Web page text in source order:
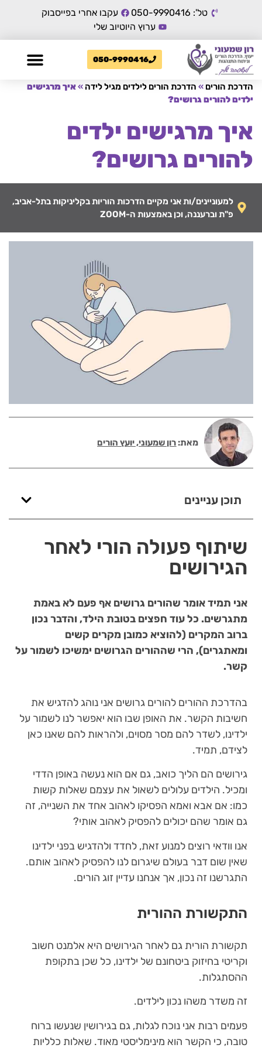
טל': 050-9990416
עקבו אחרי בפייסבוק
ערוץ היוטיוב שלי
050-9990416
הדרכת הורים » הדרכת הורים לילדים מגיל לידה »איך מרגישים
ילדים להורים גרושים?
איך מרגישים ילדים
להורים גרושים?
למעוניינים/ות אני מקיים הדרכות הוריות בקליניקות בתל-אביב,
פ"ת וברעננה, וכן באמצעות ה-ZOOM
מאת:רון שמעוני, יועץ הורים
תוכן עניינים
שיתוף פעולה הורי לאחר
הגירושים
אני תמיד אומר שהורים גרושים אף פעם לא באמת
מתגרשים. כל עוד חפצים בטובת הילד, והדבר נכון
ברוב המקרים (להוציא כמובן מקרים קשים
ומאתגרים), הרי שההורים הגרושים ימשיכו לשמור על
קשר.
בהדרכת ההורים להורים גרושים אני נוהג להדגיש את
חשיבות הקשר. את האופן שבו הוא יאפשר לנו לשמור על
ילדינו, לשדר להם מסר מסוים, ולהראות להם שאנו כאן
לצידם, תמיד.
גירושים הם הליך כואב, גם אם הוא נעשה באופן הדדי
ומכיל. הילדים עלולים לשאול את עצמם שאלות קשות
כמו: אם אבא ואמא הפסיקו לאהוב אחד את השנייה, זה
גם אומר שהם יכולים להפסיק לאהוב אותי?
אנו וודאי רוצים למנוע זאת, לחדד ולהדגיש בפני ילדינו
שאין שום דבר בעולם שיגרום לנו להפסיק לאהוב אותם.
התגרשנו זה נכון, אך אנחנו עדיין זוג הורים.
התקשורת ההורית
תקשורת הורית גם לאחר הגירושים היא אלמנט חשוב
וקריטי בחיזוק ביטחונם של ילדינו, כל שכן בתקופת
ההסתגלות.
זה משדר משהו נכון לילדים.
פעמים רבות אני נוכח לגלות, גם בגירושין שנעשו ברוח
טובה, כי הקשר הוא מינימליסטי מאוד. שאלות כלליות